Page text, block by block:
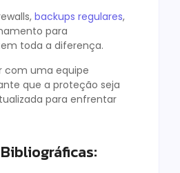
backups regulares,
para
toda a diferença.
com uma equipe
que a proteção seja
para enfrentar